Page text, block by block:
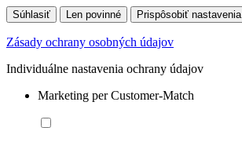
Súhlasiť Len povinné Prispôsobiť nastavenia
Zásady ochrany osobných údajov
Individuálne nastavenia ochrany údajov
Marketing per Customer-Match